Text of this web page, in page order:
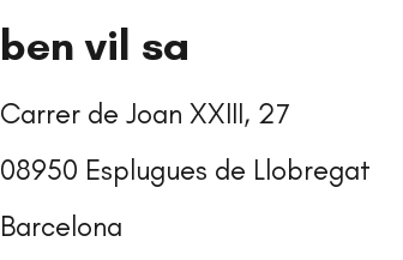
ben vil sa
Carrer de Joan XXIII, 27
08950 Esplugues de Llobregat
Barcelona